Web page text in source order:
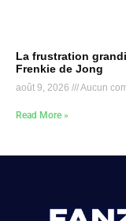
La frustration
Frenkie de Jong
août 9, 2026 Aucun
Read More »